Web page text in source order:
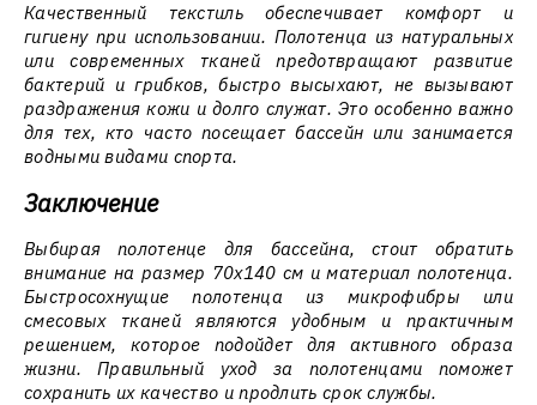
Качественный текстиль обеспечивает комфорт и
гигиену при использовании. Полотенца из натуральных
или современных тканей предотвращают развитие
бактерий и грибков, быстро высыхают, не вызывают
раздражения кожи и долго служат. Это особенно важно
для тех, кто часто посещает бассейн или занимаетcя
водными видами спорта.
Заключение
Выбирая полотенце для бассейна, стоит обратить
внимание на размер 70x140 см и материал полотенца.
Быстросохнущие полотенца из микрофибры или
смесовых тканей являются удобным и практичным
решением, которое подойдет для активного образа
жизни. Правильный уход за полотенцами поможет
сохранить их качество и продлить срок службы.